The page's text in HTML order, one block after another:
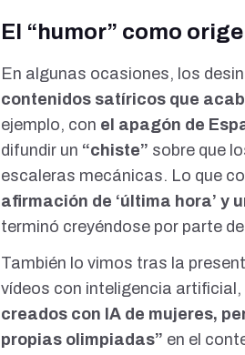
El “humor” como
En algunas ocasiones, los
contenidos satíricos que
ejemplo, con el apagón de
difundir un “chiste” sobre que
escaleras mecánicas. Lo que
afirmación de ‘última hora’ y
terminó creyéndose por parte
También lo vimos tras la
vídeos con inteligencia
creados con IA de mujeres,
propias olimpiadas” en el